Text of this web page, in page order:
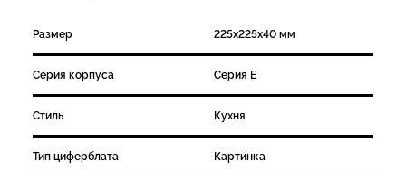
Размер 225х225х40 мм
Серия корпуса Серия E
Стиль Кухня
Тип циферблата Картинка